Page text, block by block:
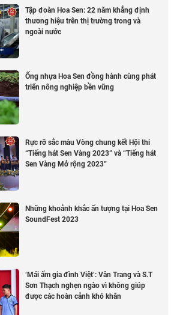
Tập đoàn Hoa Sen: 22 năm khẳng định
thương hiệu trên thị trường trong và
ngoài nước
Ống nhựa Hoa Sen đồng hành cùng phát
triển nông nghiệp bền vững
Rực rỡ sắc màu Vòng chung kết Hội thi
“Tiếng hát Sen Vàng 2023” và “Tiếng hát
Sen Vàng Mở rộng 2023”
Những khoảnh khắc ấn tượng tại Hoa Sen
SoundFest 2023
‘Mái ấm gia đình Việt’: Vân Trang và S.T
Sơn Thạch nghẹn ngào vì không giúp
được các hoàn cảnh khó khăn